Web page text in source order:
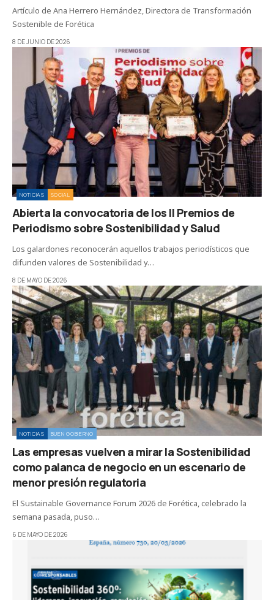
Artículo de Ana Herrero Hernández, Directora de Transformación
Sostenible de Forética
8 DE JUNIO DE 2026
NOTICIAS SOCIAL
Abierta la convocatoria de los II Premios de
Periodismo sobre Sostenibilidad y Salud
Los galardones reconocerán aquellos trabajos periodísticos que
difunden valores de Sostenibilidad y…
8 DE MAYO DE 2026
NOTICIAS BUEN GOBIERNO
Las empresas vuelven a mirar la Sostenibilidad
como palanca de negocio en un escenario de
menor presión regulatoria
El Sustainable Governance Forum 2026 de Forética, celebrado la
semana pasada, puso…
6 DE MAYO DE 2026